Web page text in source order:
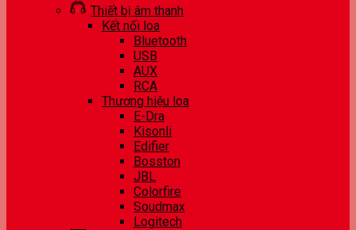
Thiết bị âm thanh
Kết nối loa
Bluetooth
USB
AUX
RCA
Thương hiệu loa
E-Dra
Kisonli
Edifier
Bosston
JBL
Colorfire
Soudmax
Logitech